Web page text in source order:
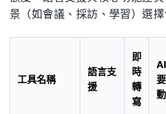
景（如會議、採訪、學習）選擇
工具名稱
語言支
援
即
時
轉
寫